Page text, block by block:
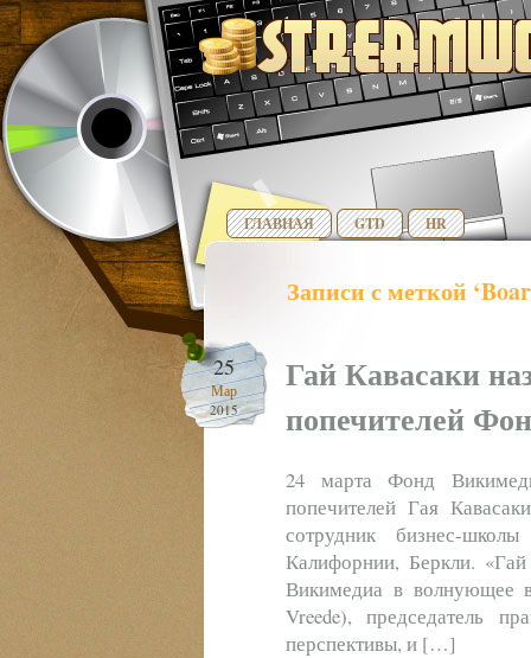
ГЛАВНАЯ GTD HR
Записи с меткой
25
Мар
2015
Гай Кавасаки
попечителей
24 марта Фонд
попечителей Гая
сотрудник бизнес-
Калифорнии, Беркли.
Викимедиа в волнующее
Vreede), председатель
перспективы, и […]